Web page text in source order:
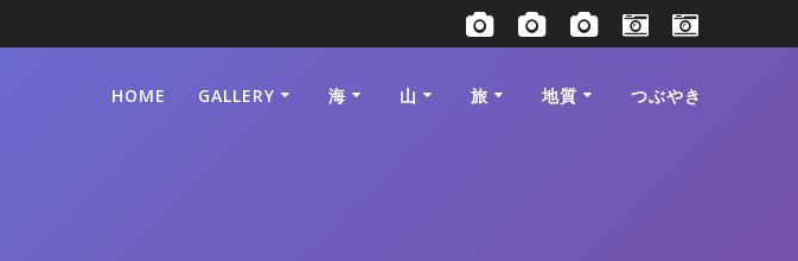
HOME GALLERY 海 山 旅 地質 つぶやき